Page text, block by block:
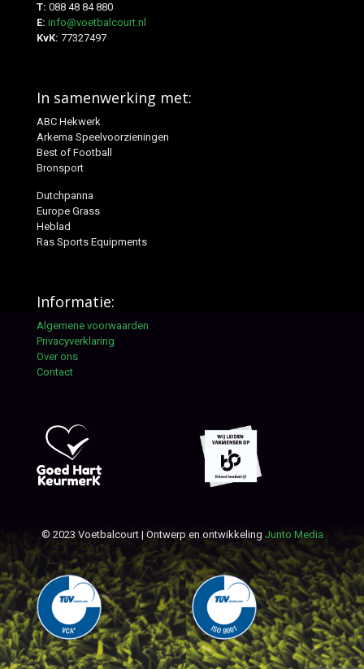
T: 088 48 84 880
E: info@voetbalcourt.nl
KvK: 77327497
In samenwerking met:
ABC Hekwerk
Arkema Speelvoorzieningen
Best of Football
Bronsport
Dutchpanna
Europe Grass
Heblad
Ras Sports Equipments
Informatie:
Algemene voorwaarden
Privacyverklaring
Over ons
Contact
© 2023 Voetbalcourt | Ontwerp en ontwikkeling Junto Media